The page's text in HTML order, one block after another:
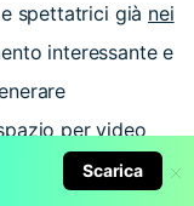
Scarica
spettatrici già nei
interessante e
per video